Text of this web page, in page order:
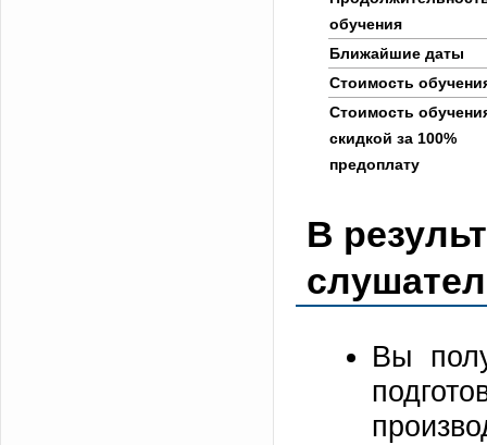
обучения
Ближайшие даты
Стоимость
Стоимость
скидкой за 100%
предоплату
В
Вы